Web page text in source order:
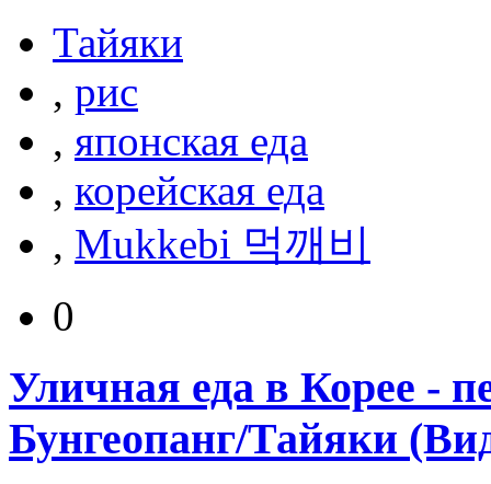
Тайяки
, рис
, японская еда
, корейская еда
, Mukkebi 먹깨비
0
Уличная еда в Корее -
Бунгеопанг/Тайяки